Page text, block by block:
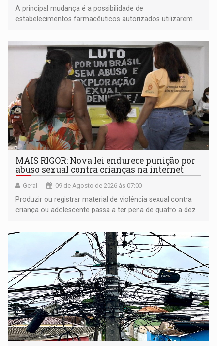
A principal mudança é a possibilidade de
estabelecimentos farmacêuticos autorizados utilizarem
MAIS RIGOR: Nova lei endurece punição por
abuso sexual contra crianças na internet
Geral 09 de Agosto de 2026 às 07:00
Produzir ou registrar material de violência sexual contra
criança ou adolescente passa a ter pena de quatro a dez